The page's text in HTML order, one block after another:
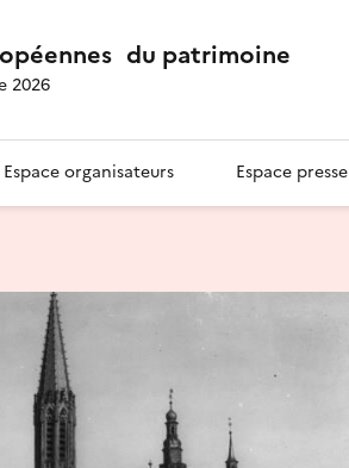
du patrimoine
2026
Espace organisateurs Espace presse